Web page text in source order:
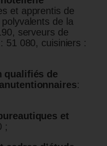
et apprentis de
de la
serveurs de
51 080, cuisiniers :
qualifiés de
:
et
;